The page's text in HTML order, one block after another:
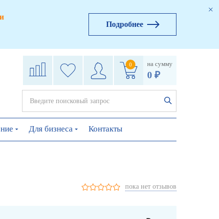
Подробнее
0 на сумму
0 ₽
Для бизнеса Контакты
пока нет отзывов